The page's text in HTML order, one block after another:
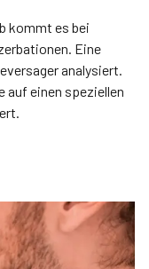
kommt es bei
Eine
analysiert.
auf einen speziellen